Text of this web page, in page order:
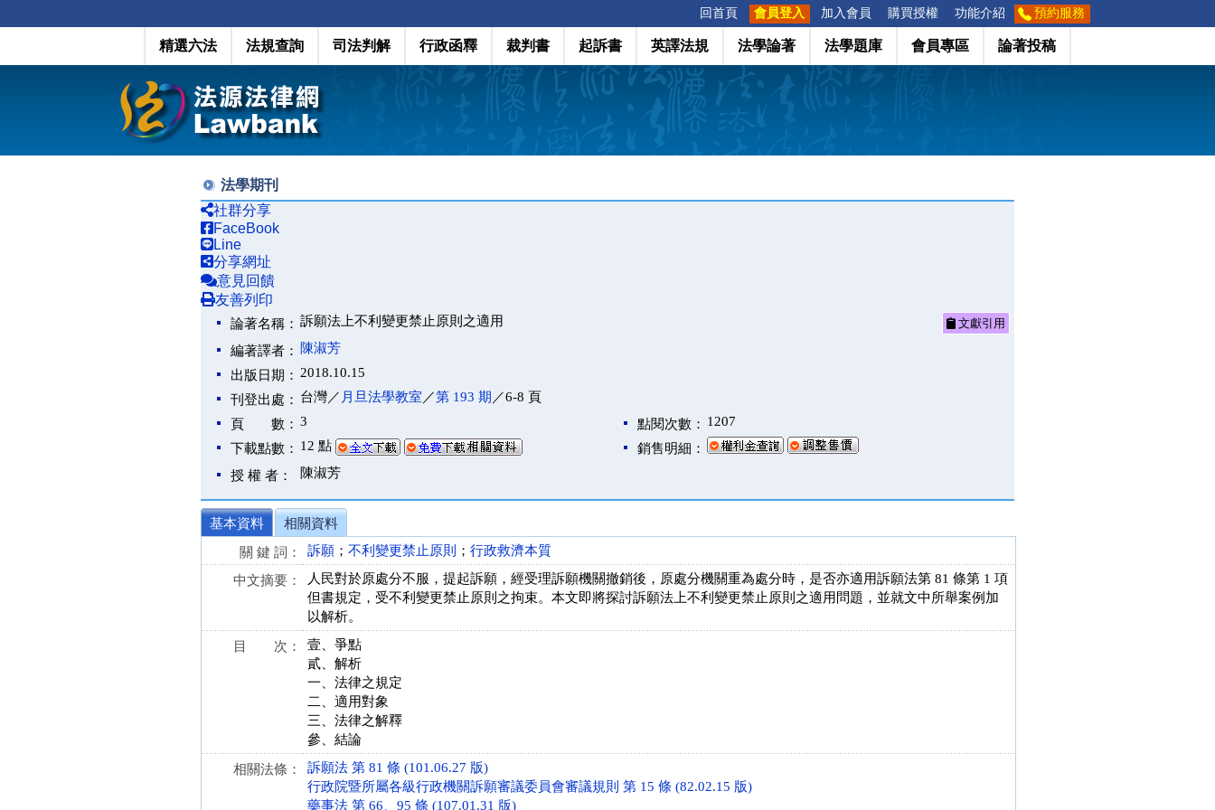
回首頁 會員登入 加入會員 購買授權 功能介紹 預約服務
精選六法 法規查詢 司法判解 行政函釋 裁判書 起訴書 英譯法規 法學論著 法學題庫 會員專區 論著投稿
法學期刊
社群分享
FaceBook
Line
分享網址
意見回饋
友善列印
論著名稱： 訴願法上不利變更禁止原則之適用 文獻引用
編著譯者：
陳淑芳
出版日期： 2018.10.15
刊登出處： 台灣／ 月旦法學教室 ／第 193 期 ／6-8 頁
頁 數： 3 點閱次數： 1207
下載點數： 12 點
銷售明細：
授 權 者：
陳淑芳
基本資料
相關資料
關 鍵 詞：
訴願 ； 不利變更禁止原則 ； 行政救濟本質
中文摘要：
人民對於原處分不服，提起訴願，經受理訴願機關撤銷後，原處分機關重為處分時，是否亦適用訴願法第 81 條第 1 項
但書規定，受不利變更禁止原則之拘束。本文即將探討訴願法上不利變更禁止原則之適用問題，並就文中所舉案例加
以解析。
目 次：
壹、爭點
貳、解析
一、法律之規定
二、適用對象
三、法律之解釋
參、結論
相關法條：
訴願法 第 81 條 (101.06.27 版)
行政院暨所屬各級行政機關訴願審議委員會審議規則 第 15 條 (82.02.15 版)
藥事法 第 66、95 條 (107.01.31 版)